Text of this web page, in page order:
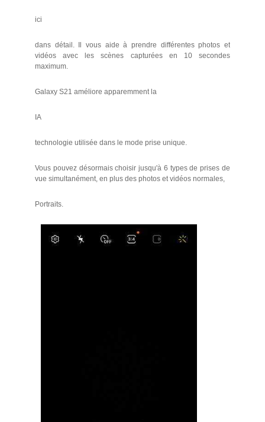
ici
dans détail. Il vous aide à prendre différentes photos et
vidéos avec les scènes capturées en 10 secondes
maximum.
Galaxy S21 améliore apparemment la
IA
technologie utilisée dans le mode prise unique.
Vous pouvez désormais choisir jusqu'à 6 types de prises de
vue simultanément, en plus des photos et vidéos normales,
Portraits.